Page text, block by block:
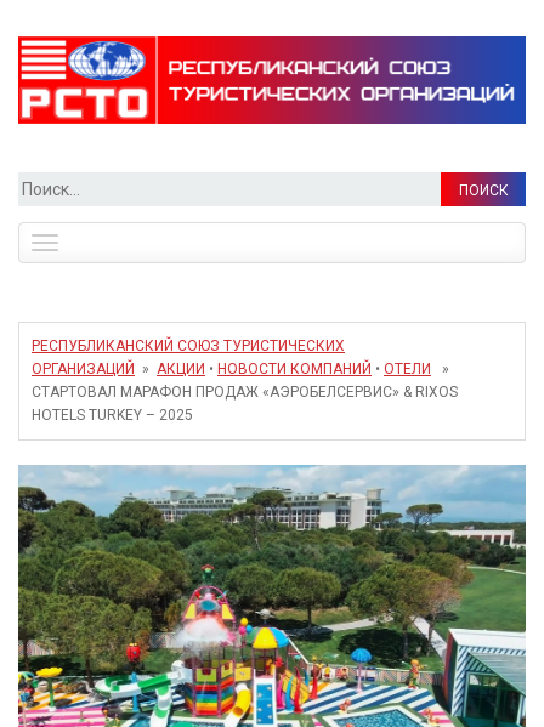
Найти:
navigation
РЕСПУБЛИКАНСКИЙ СОЮЗ ТУРИСТИЧЕСКИХ
ОРГАНИЗАЦИЙ
» АКЦИИ • НОВОСТИ КОМПАНИЙ • ОТЕЛИ
»
СТАРТОВАЛ МАРАФОН ПРОДАЖ «АЭРОБЕЛСЕРВИС» & RIXOS
HOTELS TURKEY – 2025